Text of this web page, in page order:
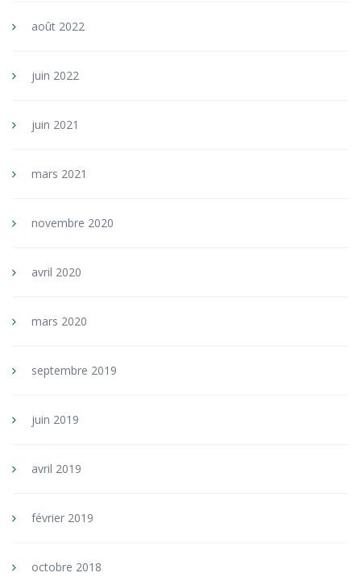
août 2022
juin 2022
juin 2021
mars 2021
novembre 2020
avril 2020
mars 2020
septembre 2019
juin 2019
avril 2019
février 2019
octobre 2018